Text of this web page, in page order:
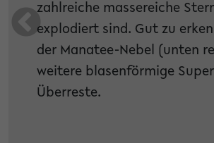
zahlreiche massereiche
explodiert sind. Gut zu
der Manatee-Nebel (unten
weitere blasenförmige
Überreste.